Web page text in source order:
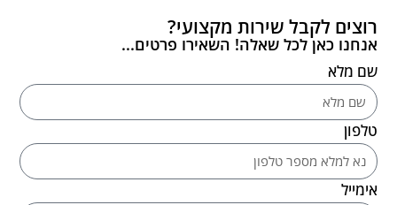
רוצים לקבל שירות מקצועי?
אנחנו כאן לכל שאלה! השאירו פרטים...
שם מלא
טלפון
אימייל